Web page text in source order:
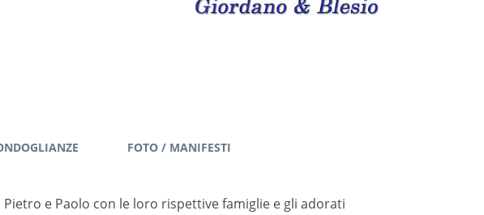
FOTO / MANIFESTI
e Paolo con le loro rispettive famiglie e gli adorati